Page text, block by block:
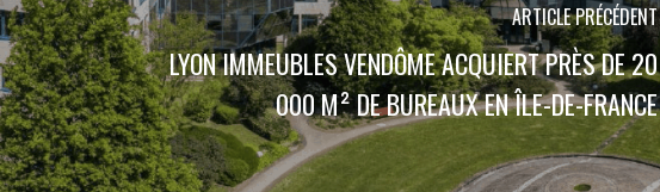
ARTICLE PRÉCÉDENT
LYON IMMEUBLES VENDÔME ACQUIERT PRÈS DE 20
000 M² DE BUREAUX EN ÎLE-DE-FRANCE